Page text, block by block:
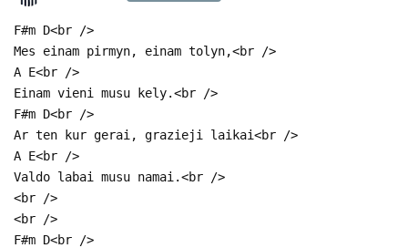
F#m D<br />
Mes einam pirmyn, einam tolyn,<br />
A E<br />
Einam vieni musu kely.<br />
F#m D<br />
Ar ten kur gerai, grazieji laikai<br />
A E<br />
Valdo labai musu namai.<br />
<br />
<br />
F#m D<br />